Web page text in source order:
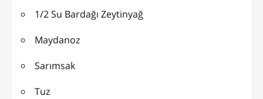
1/2 Su Bardağı Zeytinyağ
Maydanoz
Sarımsak
Tuz